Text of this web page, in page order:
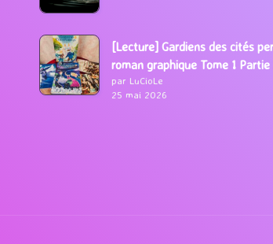
[Lecture] Gardiens des cités
roman graphique Tome 1 Partie
par LuCioLe
25 mai 2026